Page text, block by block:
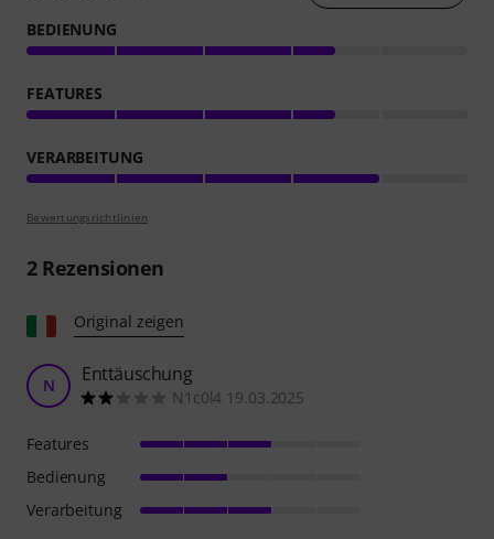
BEDIENUNG
FEATURES
VERARBEITUNG
Bewertungsrichtlinien
2Rezensionen
Original zeigen
N Enttäuschung
N1c0l4 19.03.2025
Features
Bedienung
Verarbeitung